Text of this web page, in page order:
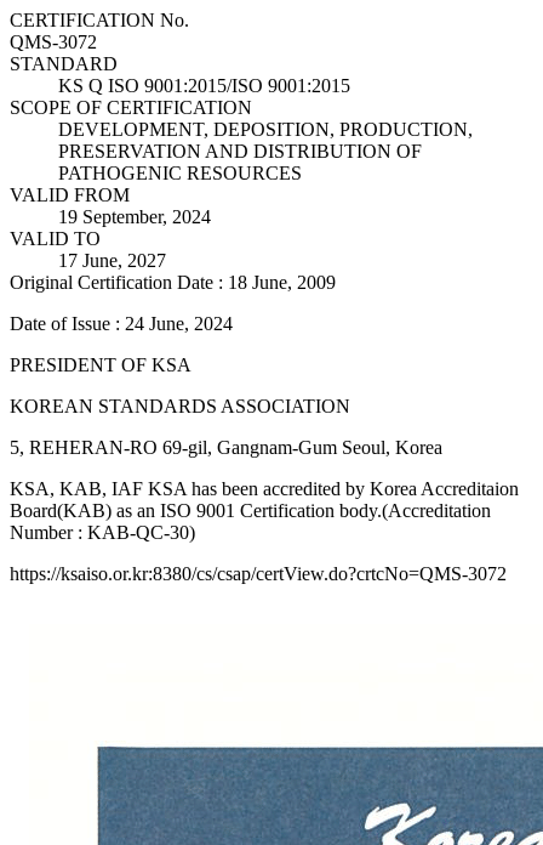
CERTIFICATION No.
QMS-3072
STANDARD
KS Q ISO 9001:2015/ISO 9001:2015
SCOPE OF CERTIFICATION
DEVELOPMENT, DEPOSITION, PRODUCTION,
PRESERVATION AND DISTRIBUTION OF
PATHOGENIC RESOURCES
VALID FROM
19 September, 2024
VALID TO
17 June, 2027
Original Certification Date : 18 June, 2009
Date of Issue : 24 June, 2024
PRESIDENT OF KSA
KOREAN STANDARDS ASSOCIATION
5, REHERAN-RO 69-gil, Gangnam-Gum Seoul, Korea
KSA, KAB, IAF KSA has been accredited by Korea Accreditaion
Board(KAB) as an ISO 9001 Certification body.(Accreditation
Number : KAB-QC-30)
https://ksaiso.or.kr:8380/cs/csap/certView.do?crtcNo=QMS-3072